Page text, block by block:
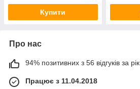
Купити
Про нас
94% позитивних з 56 відгуків за рік
Працює з 11.04.2018